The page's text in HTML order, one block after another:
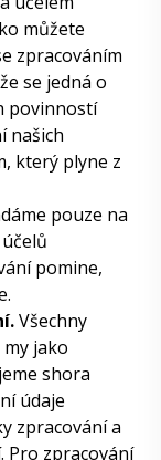
můžete
zpracováním
se jedná o
povinností
našich
který plyne z
pouze na
pomine,
Všechny
jako
shora
údaje
zpracování a
Pro zpracování